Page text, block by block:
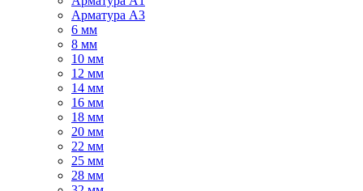
Арматура А3
6 мм
8 мм
10 мм
12 мм
14 мм
16 мм
18 мм
20 мм
22 мм
25 мм
28 мм